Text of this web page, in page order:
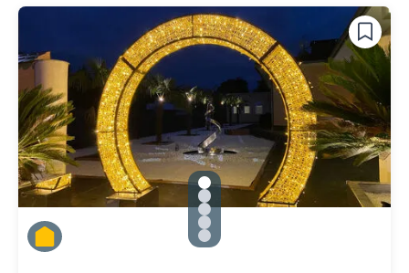
gallery.slide_selector
Zu Slide 1 wechseln
Zu Slide 2 wechseln
Zu Slide 3 wechseln
Zu Slide 4 wechseln
Zu Slide 5 wechseln